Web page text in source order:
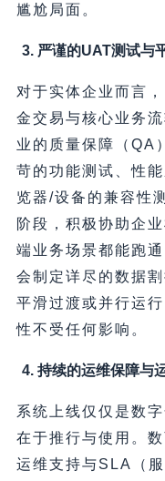
尴尬局面。
3. 严谨的UAT测试与
对于实体企业而言
金交易与核心业务
业的质量保障（QA
苛的功能测试、性
览器/设备的兼容性
阶段，积极协助企
端业务场景都能跑
会制定详尽的数据
平滑过渡或并行运
性不受任何影响。
4. 持续的运维保障与
系统上线仅仅是数
在于推行与使用。
运维支持与SLA（